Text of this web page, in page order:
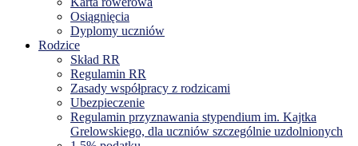
Osiągnięcia
Dyplomy uczniów
Rodzice
Skład RR
Regulamin RR
Zasady współpracy z rodzicami
Ubezpieczenie
Regulamin przyznawania stypendium im. Kajtka
Grelowskiego, dla uczniów szczególnie uzdolnionych